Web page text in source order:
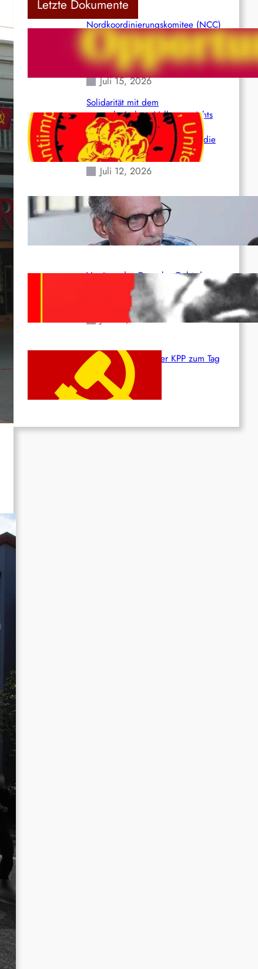
Letzte Dokumente
Nordkoordinierungskomitee (NCC)
der Kommunistischen Partei Indiens
(Maoistisch): Postmoderner
Opportunismus
Juli 15, 2026
Solidarität mit dem
venezolanischem Volk angesichts
der verlorenen Leben und der
katastrophalen Situation durch die
Erdbeben des 24. Juni!
Juli 12, 2026
Indien: „Die Politik der
Kapitulation“ von K. Murali (Ajith)
Juli 1, 2026
Vorsitzender Gonzalo: Gebt das
Leben für die Partei und die
Juni 19, 2026
Beschluss des ZK der KPP zum Tag
des Heldentums
Juni 19, 2026